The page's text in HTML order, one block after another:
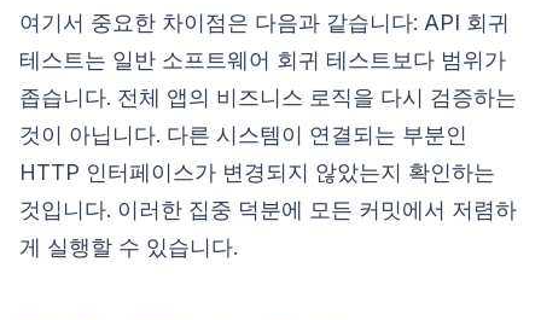
여기서 중요한 차이점은 다음과 같습니다: API 회귀
테스트는 일반 소프트웨어 회귀 테스트보다 범위가
좁습니다. 전체 앱의 비즈니스 로직을 다시 검증하는
것이 아닙니다. 다른 시스템이 연결되는 부분인
HTTP 인터페이스가 변경되지 않았는지 확인하는
것입니다. 이러한 집중 덕분에 모든 커밋에서 저렴하
게 실행할 수 있습니다.